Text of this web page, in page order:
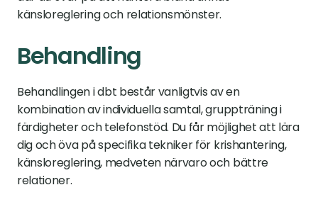
känsloreglering och relationsmönster.
Behandling
Behandlingen i dbt består vanligtvis av en
kombination av individuella samtal, gruppträning i
färdigheter och telefonstöd. Du får möjlighet att lära
dig och öva på specifika tekniker för krishantering,
känsloreglering, medveten närvaro och bättre
relationer.